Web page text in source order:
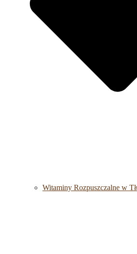
Witaminy Rozpuszczalne w